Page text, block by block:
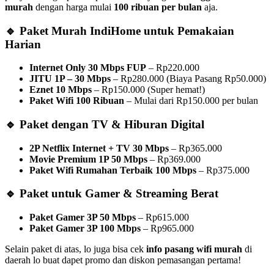
murah dengan harga mulai 100 ribuan per bulan aja.
🔹 Paket Murah IndiHome untuk Pemakaian
Harian
Internet Only 30 Mbps FUP – Rp220.000
JITU 1P – 30 Mbps – Rp280.000 (Biaya Pasang Rp50.000)
Eznet 10 Mbps – Rp150.000 (Super hemat!)
Paket Wifi 100 Ribuan – Mulai dari Rp150.000 per bulan
🔹 Paket dengan TV & Hiburan Digital
2P Netflix Internet + TV 30 Mbps – Rp365.000
Movie Premium 1P 50 Mbps – Rp369.000
Paket Wifi Rumahan Terbaik 100 Mbps – Rp375.000
🔹 Paket untuk Gamer & Streaming Berat
Paket Gamer 3P 50 Mbps – Rp615.000
Paket Gamer 3P 100 Mbps – Rp965.000
Selain paket di atas, lo juga bisa cek info pasang wifi murah di
daerah lo buat dapet promo dan diskon pemasangan pertama!